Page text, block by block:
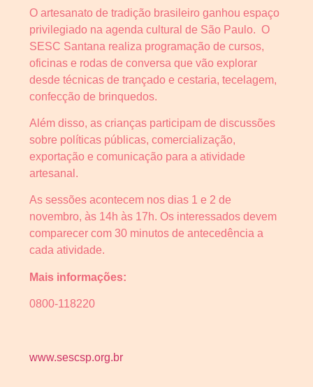
O artesanato de tradição brasileiro ganhou espaço
privilegiado na agenda cultural de São Paulo. O
SESC Santana realiza programação de cursos,
oficinas e rodas de conversa que vão explorar
desde técnicas de trançado e cestaria, tecelagem,
confecção de brinquedos.
Além disso, as crianças participam de discussões
sobre políticas públicas, comercialização,
exportação e comunicação para a atividade
artesanal.
As sessões acontecem nos dias 1 e 2 de
novembro, às 14h às 17h. Os interessados devem
comparecer com 30 minutos de antecedência a
cada atividade.
Mais informações:
0800-118220
www.sescsp.org.br